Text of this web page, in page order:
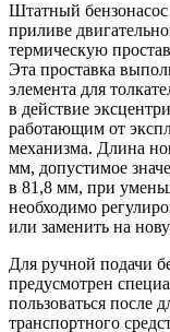
Штатный
приливе
термическую
Эта проставка
элемента для
в действие
работающим от
механизма. Длина
мм, допустимое
в 81,8 мм, при
необходимо
или заменить на
Для ручной подачи
предусмотрен
пользоваться после
транспортного